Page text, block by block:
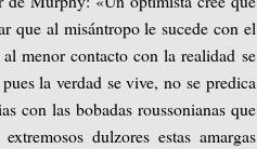
que al misántropo le sucede con el
menor contacto con la realidad se
la verdad se vive, no se predica
con las bobadas roussonianas que
dulzores estas amargas